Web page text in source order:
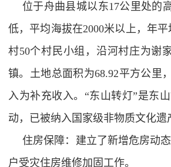
位于舟曲县城以东17公里处的
低，平均海拔在2000米以上，年
村50个村民小组，沿河村庄为谢
镇。土地总面积为68.92平方公里
入为补充收入。“东山转灯”是东
动，已被纳入国家级非物质文化遗
住房保障：建立了新增危房动
户受灾住房维修加固工作。